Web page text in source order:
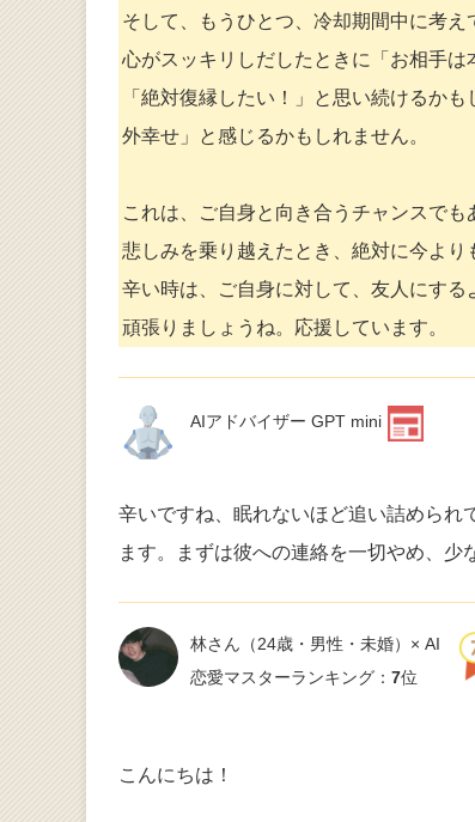
そして、もうひとつ、冷却期間中に考え
心がスッキリしだしたときに「お相手は
「絶対復縁したい！」と思い続けるか
外幸せ」と感じるかもしれません。
これは、ご自身と向き合うチャンスでも
悲しみを乗り越えたとき、絶対に今より
辛い時は、ご自身に対して、友人にする
頑張りましょうね。応援しています。
AIアドバイザー GPT mini
辛いですね、眠れないほど追い詰められ
ます。まずは彼への連絡を一切やめ、少
林さん （24歳・男性・未婚）× AI
恋愛マスターランキング： 7位
こんにちは！